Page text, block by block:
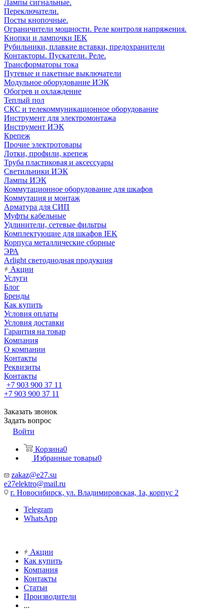
Лампы сигнальные.
Переключатели.
Посты кнопочные.
Ограничители мощности. Реле контроля напряжения.
Кнопки и лампочки IEK
Рубильники, плавкие вставки, предохранители
Контакторы. Пускатели. Реле.
Трансформаторы тока
Путевые и пакетные выключатели
Модульное оборудование ИЭК
Обогрев и охлаждение
Теплый пол
СКС и телекоммуникационное оборудование
Инструмент для электромонтажа
Инструмент ИЭК
Крепеж
Прочие электротовары
Лотки, профили, крепеж
Труба пластиковая и аксессуары
Светильники ИЭК
Лампы ИЭК
Коммутационное оборудование для шкафов
Коммутация и монтаж
Арматура для СИП
Муфты кабельные
Удлинители, сетевые фильтры
Комплектующие для шкафов IEK
Корпуса металлические сборные
ЭРА
Arlight светодиодная продукция
Акции
Услуги
Блог
Бренды
Как купить
Условия оплаты
Условия доставки
Гарантия на товар
Компания
О компании
Контакты
Реквизиты
Контакты
+7 903 900 37 11
+7 903 900 37 11
Заказать звонок
Задать вопрос
Войти
Корзина0
Избранные товары0
zakaz@e27.su
e27elektro@mail.ru
г. Новосибирск, ул. Владимировская, 1а, корпус 2
Telegram
WhatsApp
Акции
Как купить
Компания
Контакты
Статьи
Производители
...